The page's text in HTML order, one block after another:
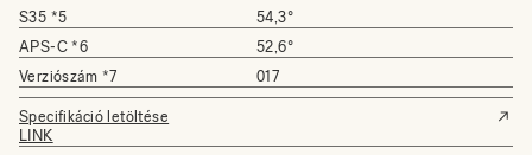
S35 *5
54,3°
APS-C *6
52,6°
Verziószám *7
017
Specifikáció letöltése
LINK